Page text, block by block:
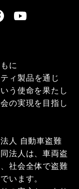
に
ィ製品を通じ
う使命を果たし
の実現を目指し
人 自動車盗難
法人は、車両盗
社会全体で盗難
います。